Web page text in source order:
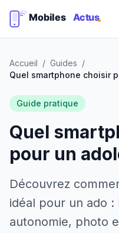
Accueil / Guides /
Guide pratique
Quel
pour un
Découvrez
idéal pour un ado
autonomie, photo